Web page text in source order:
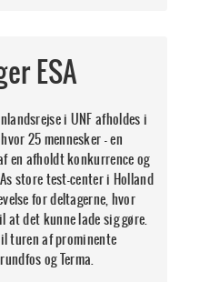
ESA
i UNF afholdes i
25 mennesker - en
en afholdt konkurrence og
store test-center i Holland
for deltagerne, hvor
at det kunne lade sig gøre.
turen af prominente
og Terma.